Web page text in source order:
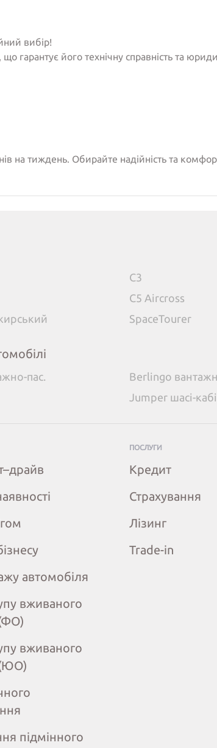
вибір!
гарантує його технічну справність та
на тиждень. Обирайте надійність та
C3
C5 Aircross
SpaceTourer
пас. Berlingo
Jumper шасі-
автомобіля
вживаного
вживаного
(ЮО)
підмінного
ПОСЛУГИ
Кредит
Страхування
Лізинг
Trade-in